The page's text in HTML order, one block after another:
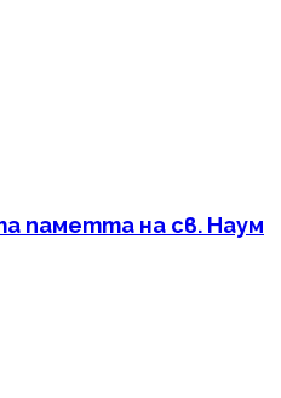
паметта на св. Наум